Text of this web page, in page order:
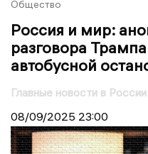
Общество
Россия и мир:
разговора
автобусной
Главные новости в
08/09/2025 23:00